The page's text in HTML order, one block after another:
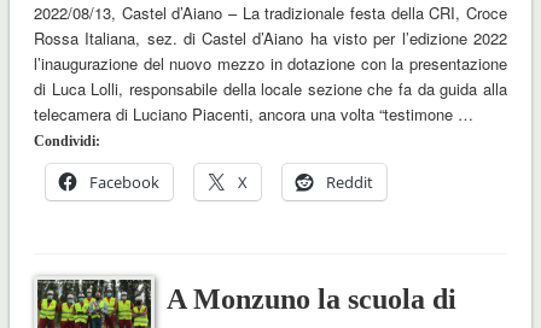
2022/08/13, Castel d’Aiano – La tradizionale festa della CRI, Croce
Rossa Italiana, sez. di Castel d’Aiano ha visto per l’edizione 2022
l’inaugurazione del nuovo mezzo in dotazione con la presentazione
di Luca Lolli, responsabile della locale sezione che fa da guida alla
telecamera di Luciano Piacenti, ancora una volta “testimone …
Condividi:
Facebook X Reddit
A Monzuno la scuola di